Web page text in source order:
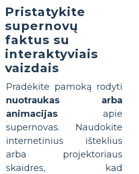
Pristatykite
supernovų
faktus su
interaktyviais
vaizdais
Pradėkite pamoką rodyti
nuotraukas arba
animacijas apie
supernovas. Naudokite
internetinius išteklius
arba projektoriaus
skaidres, kad